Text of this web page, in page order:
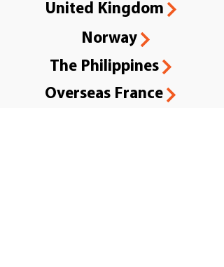
United Kingdom
Norway
The Philippines
Overseas France